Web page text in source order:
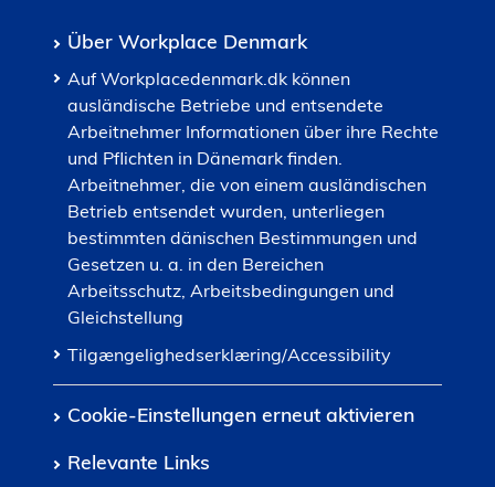
Über Workplace Denmark
Auf Workplacedenmark.dk können
ausländische Betriebe und entsendete
Arbeitnehmer Informationen über ihre Rechte
und Pflichten in Dänemark finden.
Arbeitnehmer, die von einem ausländischen
Betrieb entsendet wurden, unterliegen
bestimmten dänischen Bestimmungen und
Gesetzen u. a. in den Bereichen
Arbeitsschutz, Arbeitsbedingungen und
Gleichstellung
Tilgængelighedserklæring/Accessibility
Cookie-Einstellungen erneut aktivieren
Relevante Links